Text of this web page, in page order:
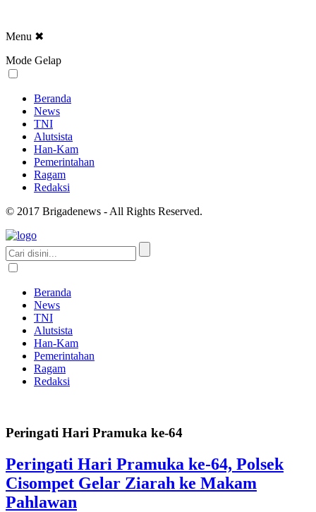
Menu ✖
Mode Gelap
Beranda
News
TNI
Alutsista
Han-Kam
Pemerintahan
Ragam
Redaksi
© 2017 Brigadenews - All Rights Reserved.
Beranda
News
TNI
Alutsista
Han-Kam
Pemerintahan
Ragam
Redaksi
Peringati Hari Pramuka ke-64
Peringati Hari Pramuka ke-64, Polsek
Cisompet Gelar Ziarah ke Makam
Pahlawan